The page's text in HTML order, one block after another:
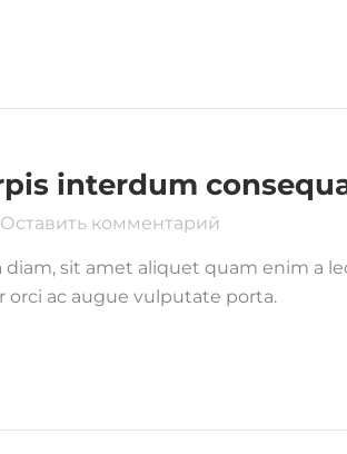
interdum
Оставить комментарий
diam, sit amet aliquet quam enim a
ac augue vulputate porta.